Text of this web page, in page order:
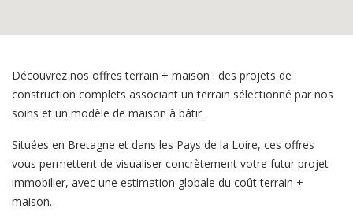
Découvrez nos offres terrain + maison : des projets de
construction complets associant un terrain sélectionné par nos
soins et un modèle de maison à bâtir.
Situées en Bretagne et dans les Pays de la Loire, ces offres
vous permettent de visualiser concrètement votre futur projet
immobilier, avec une estimation globale du coût terrain +
maison.